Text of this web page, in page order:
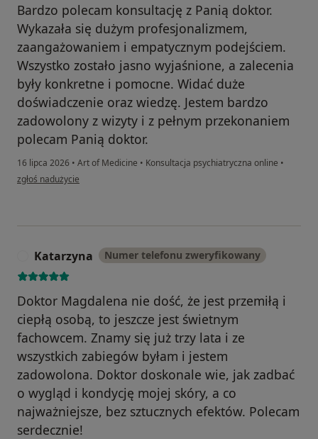
Bardzo polecam konsultację z Panią doktor.
Wykazała się dużym profesjonalizmem,
zaangażowaniem i empatycznym podejściem.
Wszystko zostało jasno wyjaśnione, a zalecenia
były konkretne i pomocne. Widać duże
doświadczenie oraz wiedzę. Jestem bardzo
zadowolony z wizyty i z pełnym przekonaniem
polecam Panią doktor.
16 lipca 2026 • Art of Medicine • Konsultacja psychiatryczna online •
w opinii użytkownika Bartosz
zgłoś nadużycie
Katarzyna Numer telefonu zweryfikowany
Doktor Magdalena nie dość, że jest przemiłą i
ciepłą osobą, to jeszcze jest świetnym
fachowcem. Znamy się już trzy lata i ze
wszystkich zabiegów byłam i jestem
zadowolona. Doktor doskonale wie, jak zadbać
o wygląd i kondycję mojej skóry, a co
najważniejsze, bez sztucznych efektów. Polecam
serdecznie!